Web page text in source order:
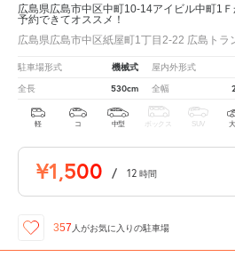
広島県広島市中区中町10-14アイビル中町1Ｆ
予約できてオススメ！
広島県広島市中区紙屋町1丁目2-22 広島トラ
駐車場形式 機械式 屋内外形式
全長 530cm 全幅
軽 コ 中型 ボックス SUV
¥1,500 / 12 時間
357 人がお気に入りの駐車場